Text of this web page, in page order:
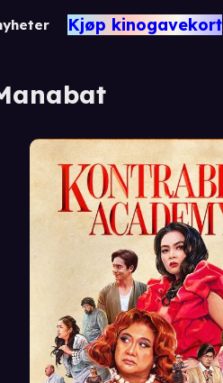
Kjøp kinogavekort